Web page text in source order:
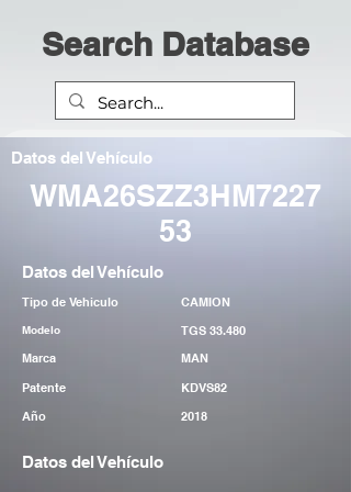
Search Database
Datos del Vehículo
WMA26SZZ3HM7227
53
Datos del Vehículo
Tipo de Vehiculo CAMION
Modelo
TGS 33.480
Marca
MAN
Patente
KDVS82
Año
2018
Datos del Vehículo